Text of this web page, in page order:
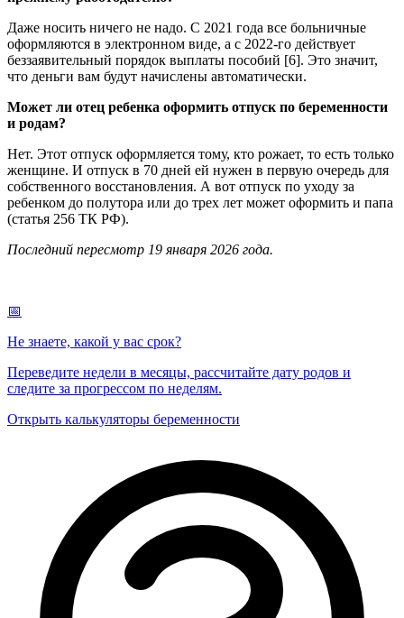
Даже носить ничего не надо. С 2021 года все больничные
оформляются в электронном виде, а с 2022-го действует
беззаявительный порядок выплаты пособий [6]. Это значит,
что деньги вам будут начислены автоматически.
Может ли отец ребенка оформить отпуск по беременности
и родам?
Нет. Этот отпуск оформляется тому, кто рожает, то есть только
женщине. И отпуск в 70 дней ей нужен в первую очередь для
собственного восстановления. А вот отпуск по уходу за
ребенком до полутора или до трех лет может оформить и папа
(статья 256 ТК РФ).
Последний пересмотр 19 января 2026 года.
📅
Не знаете, какой у вас срок?
Переведите недели в месяцы, рассчитайте дату родов и
следите за прогрессом по неделям.
Открыть калькуляторы беременности